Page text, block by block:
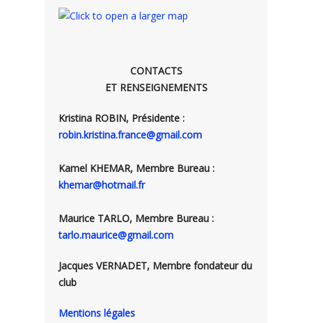
CONTACTS
ET RENSEIGNEMENTS
Kristina ROBIN, Présidente :
robin.kristina.france@gmail.com
Kamel KHEMAR, Membre Bureau :
khemar@hotmail.fr
Maurice TARLO, Membre Bureau :
tarlo.maurice@gmail.com
Jacques VERNADET, Membre fondateur du
club
Mentions légales